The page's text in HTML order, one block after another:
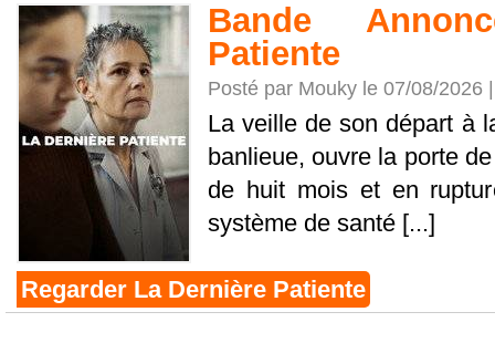
Bande
Patiente
Posté par Mouky le 07/08/2026
La veille de son départ à
banlieue, ouvre la porte
de huit mois et en
système de santé [...]
Regarder La Dernière Patiente